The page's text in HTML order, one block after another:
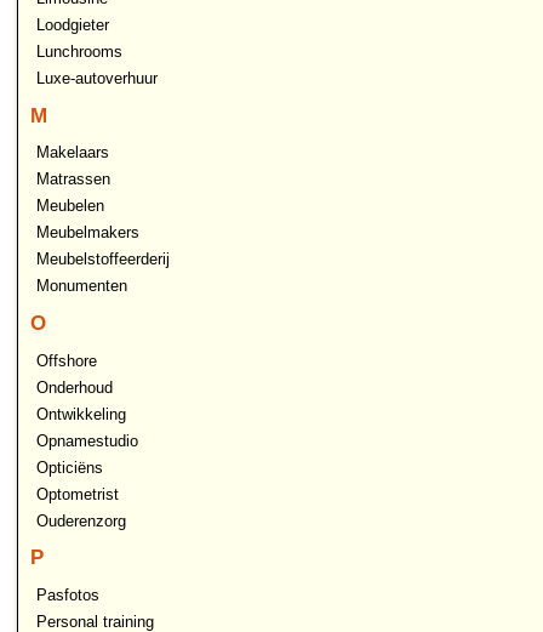
Loodgieter
Lunchrooms
Luxe-autoverhuur
M
Makelaars
Matrassen
Meubelen
Meubelmakers
Meubelstoffeerderij
Monumenten
O
Offshore
Onderhoud
Ontwikkeling
Opnamestudio
Opticiëns
Optometrist
Ouderenzorg
P
Pasfotos
Personal training